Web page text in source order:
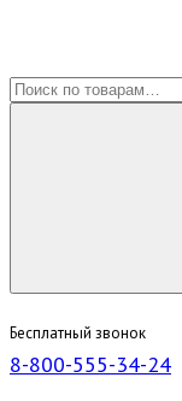
Бесплатный звонок
8-800-555-34-24